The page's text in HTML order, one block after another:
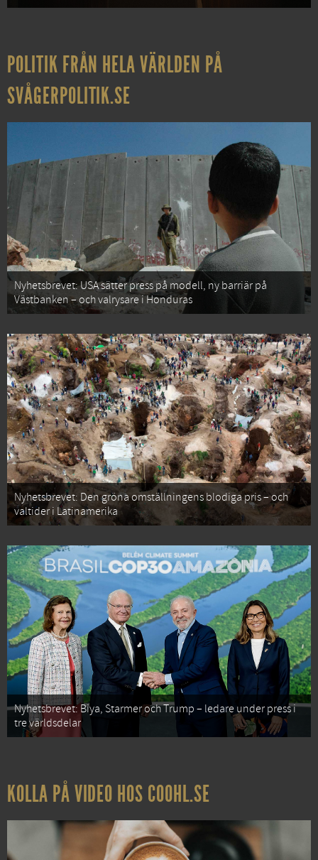
POLITIK FRÅN HELA VÄRLDEN PÅ
SVÅGERPOLITIK.SE
Nyhetsbrevet: USA sätter press på modell, ny barriär på
Västbanken – och valrysare i Honduras
Nyhetsbrevet: Den gröna omställningens blodiga pris – och
valtider i Latinamerika
Nyhetsbrevet: Biya, Starmer och Trump – ledare under press i
tre världsdelar
KOLLA PÅ VIDEO HOS COOHL.SE